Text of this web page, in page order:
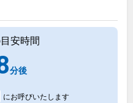
安時間
分後
にお呼びいたします